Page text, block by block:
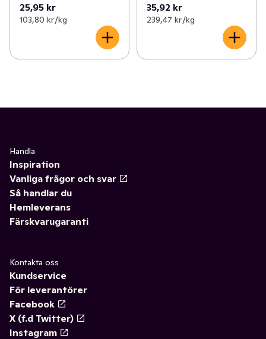
25,95 kr
103,80 kr /kg
35,92 kr
239,47 kr /kg
Handla
Inspiration
Vanliga frågor och svar
Så handlar du
Hemleverans
Färskvarugaranti
Kontakta oss
Kundservice
För leverantörer
Facebook
X (f.d Twitter)
Instagram